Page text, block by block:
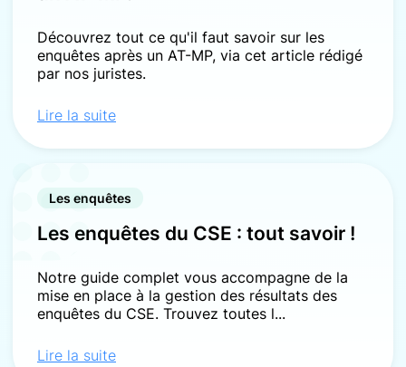
Découvrez tout ce qu'il faut savoir sur les
enquêtes après un AT-MP, via cet article rédigé
par nos juristes.
Lire la suite
Les enquêtes
Les enquêtes du CSE : tout savoir !
Notre guide complet vous accompagne de la
mise en place à la gestion des résultats des
enquêtes du CSE. Trouvez toutes l...
Lire la suite